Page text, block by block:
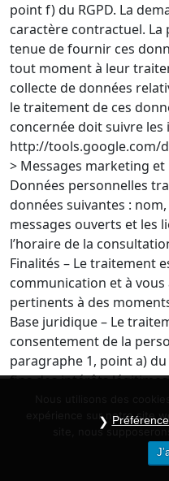
point f) du RGPD. La
caractère contractuel. La
tenue de fournir ces
tout moment à leur
collecte de données
le traitement de ces
concernée doit suivre les
http://tools.google.com/
> Messages marketing
Données personnelles
données suivantes :
messages ouverts et les
l’horaire de la
Finalités – Le traitement
communication et à
pertinents à des
Base juridique – Le
consentement de la
paragraphe 1, point a) du
fins des intérêts
consistant à améliorer
d’adresser des
paragraphe 1, point f) du
données a un caractère
expérience sur notre site
site, nous